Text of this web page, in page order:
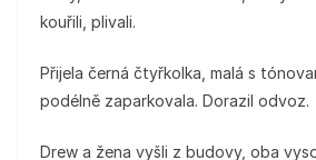
kouřili, plivali.
Přijela černá čtyřkolka, malá s
podélně zaparkovala. Dorazil odvoz.
Drew a žena vyšli z budovy, oba